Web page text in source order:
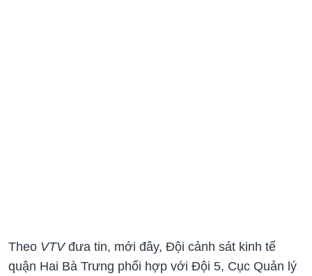
Theo VTVđưa tin, mới đây, Đội cảnh sát kinh tế
quận Hai Bà Trưng phối hợp với Đội 5, Cục Quản lý